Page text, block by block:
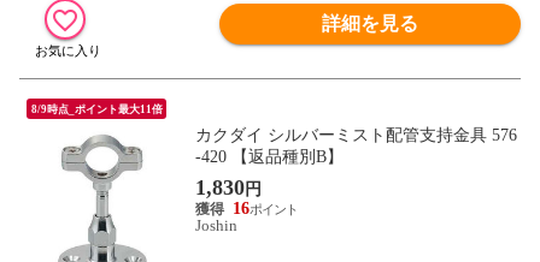
詳細を見る
8/9時点_ポイント最大11倍
カクダイ シルバーミスト配管支持金具 576
-420 【返品種別B】
1,830円
16
Joshin